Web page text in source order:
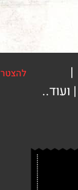
להצטרפות